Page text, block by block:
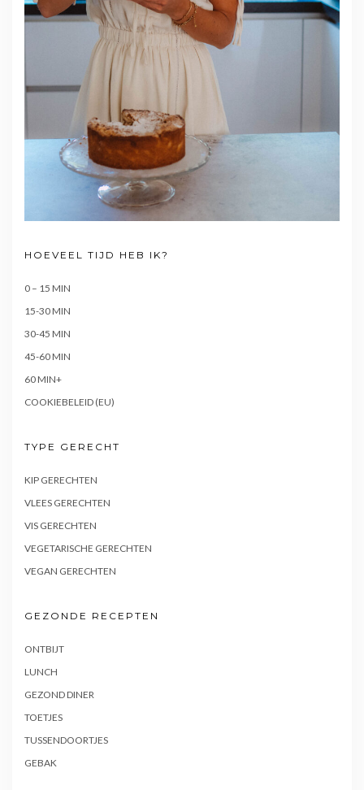
HOEVEEL TIJD HEB IK?
0 – 15 MIN
15-30 MIN
30-45 MIN
45-60 MIN
60 MIN+
COOKIEBELEID (EU)
TYPE GERECHT
KIP GERECHTEN
VLEES GERECHTEN
VIS GERECHTEN
VEGETARISCHE GERECHTEN
VEGAN GERECHTEN
GEZONDE RECEPTEN
ONTBIJT
LUNCH
GEZOND DINER
TOETJES
TUSSENDOORTJES
GEBAK